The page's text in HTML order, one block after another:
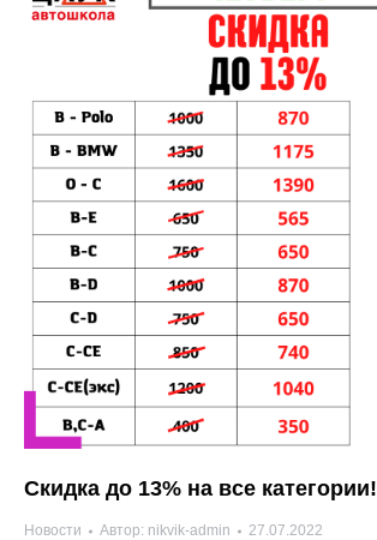
Скидка до 13% на все категории!
Новости Автор: nikvik-admin 27.07.2022